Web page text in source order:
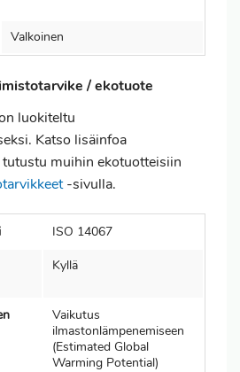
Valkoinen
/ ekotuote
luokiteltu
Katso lisäinfoa
muihin ekotuotteisiin
-sivulla.
ISO 14067
Kyllä
Vaikutus
ilmastonlämpenemiseen
(Estimated Global
Warming Potential)